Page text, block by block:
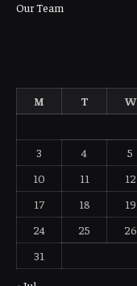
Our Team
M
T W
3
4 5
10
11 12
17
18 19
24
25 26
31